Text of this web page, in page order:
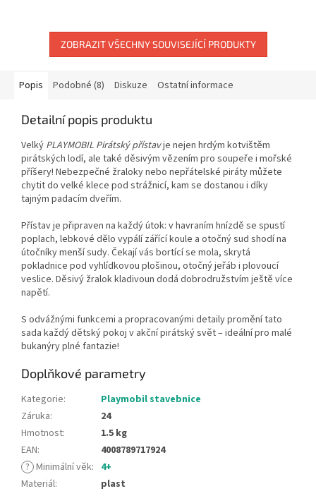
štětců,...
ZOBRAZIT VŠECHNY SOUVISEJÍCÍ PRODUKTY
Popis Podobné (8) Diskuze Ostatní informace
Detailní popis produktu
Velký PLAYMOBIL Pirátský přístavje nejen hrdým kotvištěm
pirátských lodí, ale také děsivým vězením pro soupeře i mořské
příšery! Nebezpečné žraloky nebo nepřátelské piráty můžete
chytit do velké klece pod strážnicí, kam se dostanou i díky
tajným padacím dveřím.
Přístav je připraven na každý útok: v havraním hnízdě se spustí
poplach, lebkové dělo vypálí zářící koule a otočný sud shodí na
útočníky menší sudy. Čekají vás bortící se mola, skrytá
pokladnice pod vyhlídkovou plošinou, otočný jeřáb i plovoucí
veslice. Děsivý žralok kladivoun dodá dobrodružstvím ještě více
napětí.
S odvážnými funkcemi a propracovanými detaily promění tato
sada každý dětský pokoj v akční pirátský svět – ideální pro malé
bukanýry plné fantazie!
Doplňkové parametry
Kategorie:
Playmobil stavebnice
Záruka:
24
Hmotnost:
1.5 kg
EAN:
4008789717924
? Minimální věk: 4+
Materiál: plast